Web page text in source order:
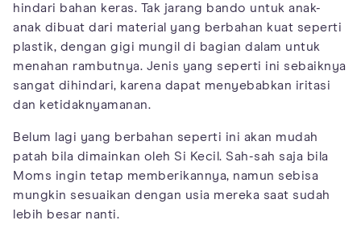
hindari bahan keras. Tak jarang bando untuk anak-
anak dibuat dari material yang berbahan kuat seperti
plastik, dengan gigi mungil di bagian dalam untuk
menahan rambutnya. Jenis yang seperti ini sebaiknya
sangat dihindari, karena dapat menyebabkan iritasi
dan ketidaknyamanan.
Belum lagi yang berbahan seperti ini akan mudah
patah bila dimainkan oleh Si Kecil. Sah-sah saja bila
Moms ingin tetap memberikannya, namun sebisa
mungkin sesuaikan dengan usia mereka saat sudah
lebih besar nanti.